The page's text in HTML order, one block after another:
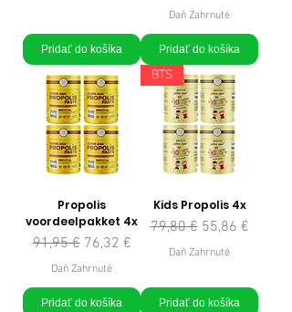
Pridať do košíka
Daň Zahrnuté
Pridať do košíka
Propolis
voordeelpakket 4x
Normálna cena
91,95 € Zľavnená cena
76,32 €
Daň Zahrnuté
Pridať do košíka
BTS
Kids Propolis 4x
Normálna cena
79,80 € Zľavnená cena
55,86 €
Daň Zahrnuté
Pridať do košíka